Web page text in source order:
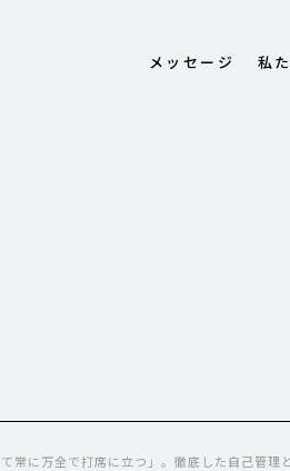
メッセージ 私
常に万全で打席に立つ」。徹底した自己管